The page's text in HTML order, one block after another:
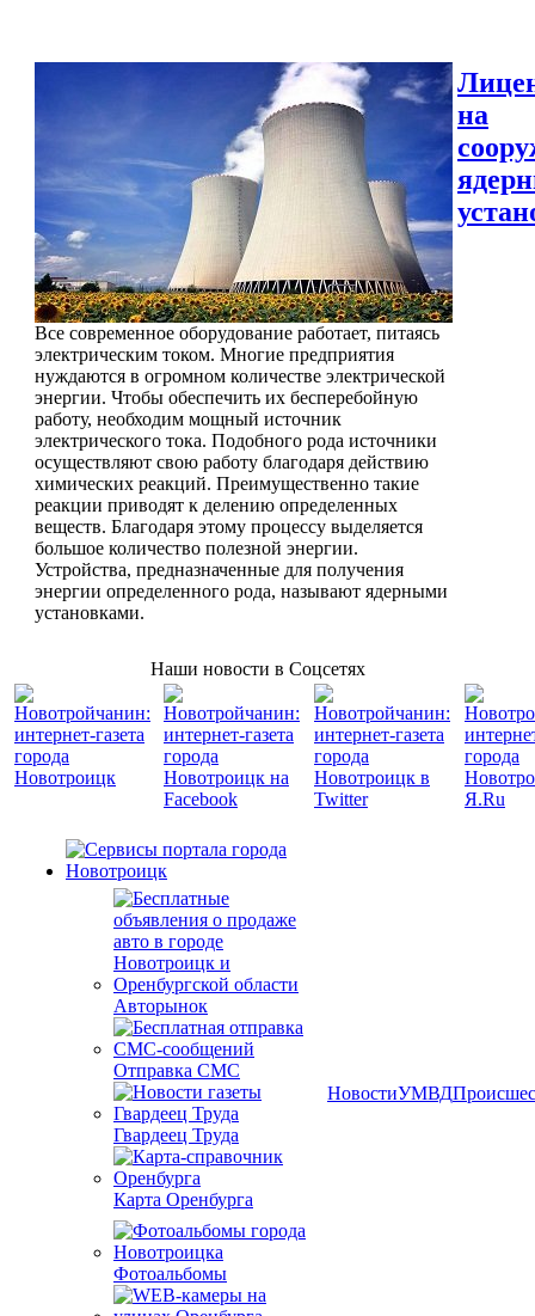
Все современное оборудование работает, питаясь
электрическим током. Многие предприятия
нуждаются в огромном количестве электрической
энергии. Чтобы обеспечить их бесперебойную
работу, необходим мощный источник
электрического тока. Подобного рода источники
осуществляют свою работу благодаря действию
химических реакций. Преимущественно такие
реакции приводят к делению определенных
веществ. Благодаря этому процессу выделяется
большое количество полезной энергии.
Устройства, предназначенные для получения
энергии определенного рода, называют ядерными
установками.
на
Наши новости в Соцсетях
Авторынок
Отправка СМС
Гвардеец Труда
Карта Оренбурга
Фотоальбомы
НовостиУМВД